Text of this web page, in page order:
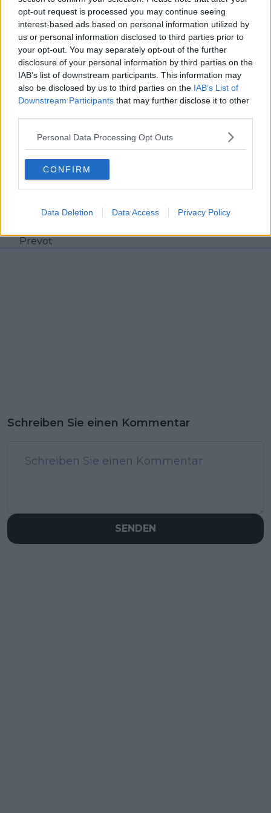
opt-out request is processed you may continue seeing
interest-based ads based on personal information utilized by
us or personal information disclosed to third parties prior to
your opt-out. You may separately opt-out of the further
disclosure of your personal information by third parties on the
IAB’s list of downstream participants. This information may
also be disclosed by us to third parties on the IAB’s List of
Downstream Participants that may further disclose it to other
Personal Data Processing Opt Outs
CONFIRM
Data Deletion Data Access Privacy Policy
Beiträge des Autors ansehen
Klatscht 0
Besucher 0
Vorheriger Artikel
„Ich kann nicht
glauben, dass ich
dabei sein darf – es
fühlt sich an, als wäre
ich auf Drogen“ -
Visma jubelt über
Traum-Triumph von
Prevot
Nächster Artikel
„Ich fühle mich
auf der Königs-
Schreiben Sie einen Kommentar
SENDEN